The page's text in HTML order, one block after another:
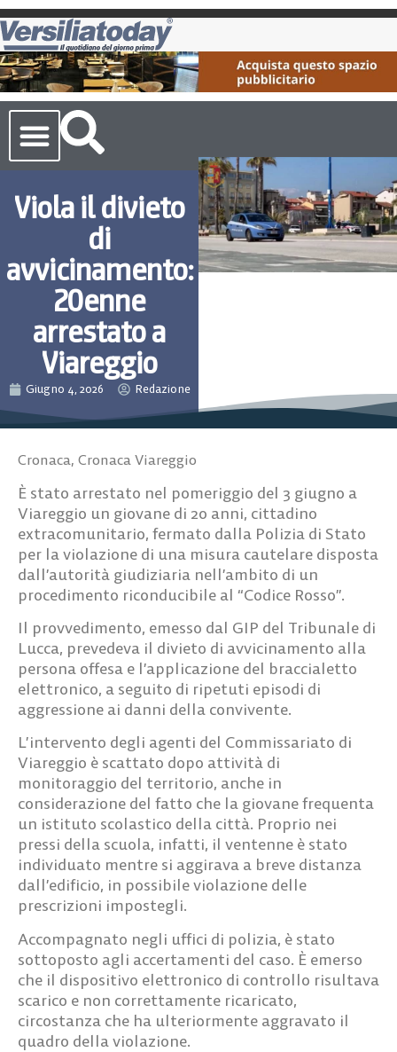
Viola il divieto
di
avvicinamento:
20enne
arrestato a
Viareggio
Giugno 4, 2026 Redazione
Cronaca, Cronaca Viareggio
È stato arrestato nel pomeriggio del 3 giugno a
Viareggio un giovane di 20 anni, cittadino
extracomunitario, fermato dalla Polizia di Stato
per la violazione di una misura cautelare disposta
dall’autorità giudiziaria nell’ambito di un
procedimento riconducibile al “Codice Rosso”.
Il provvedimento, emesso dal GIP del Tribunale di
Lucca, prevedeva il divieto di avvicinamento alla
persona offesa e l’applicazione del braccialetto
elettronico, a seguito di ripetuti episodi di
aggressione ai danni della convivente.
L’intervento degli agenti del Commissariato di
Viareggio è scattato dopo attività di
monitoraggio del territorio, anche in
considerazione del fatto che la giovane frequenta
un istituto scolastico della città. Proprio nei
pressi della scuola, infatti, il ventenne è stato
individuato mentre si aggirava a breve distanza
dall’edificio, in possibile violazione delle
prescrizioni impostegli.
Accompagnato negli uffici di polizia, è stato
sottoposto agli accertamenti del caso. È emerso
che il dispositivo elettronico di controllo risultava
scarico e non correttamente ricaricato,
circostanza che ha ulteriormente aggravato il
quadro della violazione.